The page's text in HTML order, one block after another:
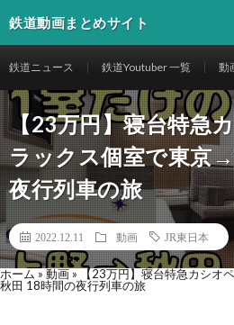
鉄道動画まとめサイト
鉄道ニュース 鉄道Youtuber 一覧 動
【23万円】寝台特急
ラックス個室で東京
夜行列車の旅
2022.12.11 動画 JR東日本
ホーム » 動画 » 【23万円】寝台特急カシオ
秋田 18時間の夜行列車の旅